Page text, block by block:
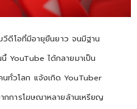
ดีโอที่มีอายุยืนยาว จนมีฐาน
YouTube ได้กลายมาเป็น
ทั่วโลก แจ้งเกิด YouTuber
กการโฆษณาหลายล้านเหรียญ